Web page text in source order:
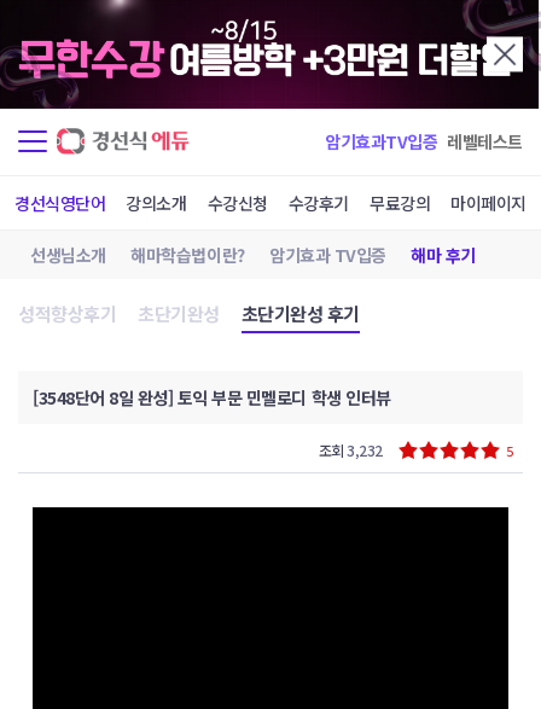
암기효과TV입증 레벨테스트
경선식영단어 강의소개 수강신청 수강후기 무료강의 마이페이지
선생님소개 해마학습법이란? 암기효과 TV입증 해마 후기
성적향상후기 초단기완성 초단기완성 후기
[3548단어 8일 완성] 토익 부문 민멜로디 학생 인터뷰
조회3,232 5